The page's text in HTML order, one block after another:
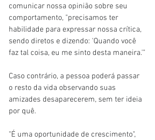
comunicar nossa opinião sobre seu
comportamento, "precisamos ter
habilidade para expressar nossa crítica,
sendo diretos e dizendo: 'Quando você
faz tal coisa, eu me sinto desta maneira.'"
Caso contrário, a pessoa poderá passar
o resto da vida observando suas
amizades desaparecerem, sem ter ideia
por quê.
"É uma oportunidade de crescimento",